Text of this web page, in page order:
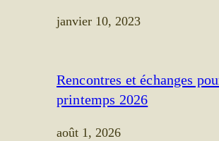
janvier 10, 2023
Rencontres et échanges
printemps 2026
août 1, 2026